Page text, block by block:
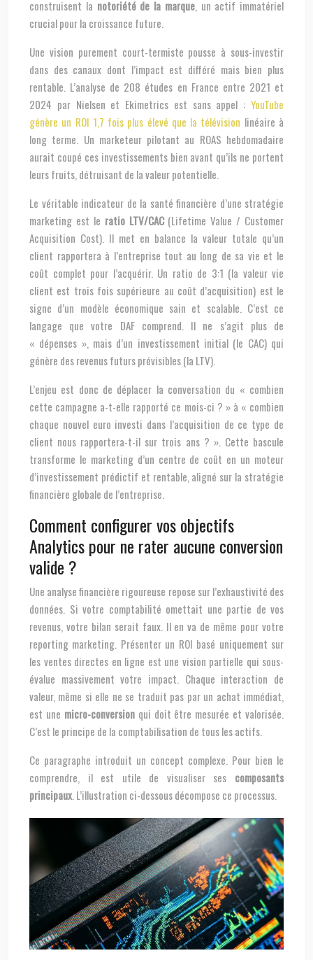
construisent la notoriété de la marque, un actif immatériel
crucial pour la croissance future.
Une vision purement court-termiste pousse à sous-investir
dans des canaux dont l’impact est différé mais bien plus
rentable. L’analyse de 208 études en France entre 2021 et
2024 par Nielsen et Ekimetrics est sans appel : YouTube
génère un ROI 1,7 fois plus élevé que la télévision linéaire à
long terme. Un marketeur pilotant au ROAS hebdomadaire
aurait coupé ces investissements bien avant qu’ils ne portent
leurs fruits, détruisant de la valeur potentielle.
Le véritable indicateur de la santé financière d’une stratégie
marketing est le ratio LTV/CAC(Lifetime Value / Customer
Acquisition Cost). Il met en balance la valeur totale qu’un
client rapportera à l’entreprise tout au long de sa vie et le
coût complet pour l’acquérir. Un ratio de 3:1 (la valeur vie
client est trois fois supérieure au coût d’acquisition) est le
signe d’un modèle économique sain et scalable. C’est ce
langage que votre DAF comprend. Il ne s’agit plus de
« dépenses », mais d’un investissement initial (le CAC) qui
génère des revenus futurs prévisibles (la LTV).
L’enjeu est donc de déplacer la conversation du « combien
cette campagne a-t-elle rapporté ce mois-ci ? » à « combien
chaque nouvel euro investi dans l’acquisition de ce type de
client nous rapportera-t-il sur trois ans ? ». Cette bascule
transforme le marketing d’un centre de coût en un moteur
d’investissement prédictif et rentable, aligné sur la stratégie
financière globale de l’entreprise.
Comment configurer vos objectifs
Analytics pour ne rater aucune conversion
valide ?
Une analyse financière rigoureuse repose sur l’exhaustivité des
données. Si votre comptabilité omettait une partie de vos
revenus, votre bilan serait faux. Il en va de même pour votre
reporting marketing. Présenter un ROI basé uniquement sur
les ventes directes en ligne est une vision partielle qui sous-
évalue massivement votre impact. Chaque interaction de
valeur, même si elle ne se traduit pas par un achat immédiat,
est une micro-conversionqui doit être mesurée et valorisée.
C’est le principe de la comptabilisation de tous les actifs.
Ce paragraphe introduit un concept complexe. Pour bien le
comprendre, il est utile de visualiser ses composants
principaux . L’illustration ci-dessous décompose ce processus.